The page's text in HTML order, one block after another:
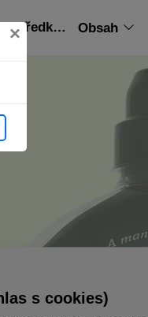
× Katalog italské drogerie značek IO, Fiorillo, Pratic, l´ Ecologico.: čisticí prostředky z Itálie, prací prostředky, aviváže, tělová kosmetika, dezinfekce, Obsah
s cookies)